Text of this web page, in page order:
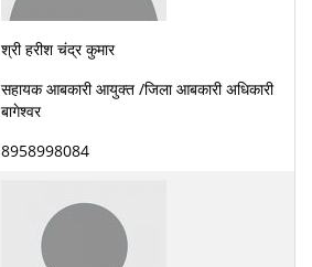
श्री हरीश चंद्र कुमार
सहायक आबकारी आयुक्त /जिला आबकारी अधिकारी
बागेश्वर
8958998084